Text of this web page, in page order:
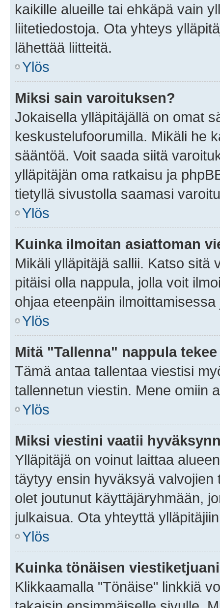
kaikille alueille tai ehkäpä vain
liitetiedostoja. Ota yhteys
lähettää liitteitä.
Ylös
Miksi sain varoituksen?
Jokaisella ylläpitäjällä on omat
keskustelufoorumilla. Mikäli he
sääntöä. Voit saada siitä
ylläpitäjän oma ratkaisu ja
tietyllä sivustolla saamasi
Ylös
Kuinka ilmoitan asiattoman
Mikäli ylläpitäjä sallii. Katso sitä
pitäisi olla nappula, jolla voit
ohjaa eteenpäin
Ylös
Mitä "Tallenna" nappula
Tämä antaa tallentaa viestisi
tallennetun viestin. Mene omiin
Ylös
Miksi viestini vaatii
Ylläpitäjä on voinut laittaa
täytyy ensin hyväksyä
olet joutunut käyttäjäryhmään,
julkaisua. Ota yhteyttä
Ylös
Kuinka tönäisen
Klikkaamalla "Tönäise" linkkiä